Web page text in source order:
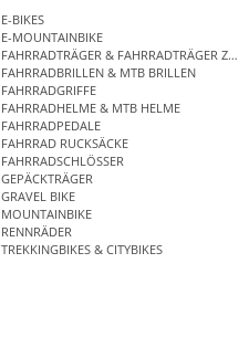
E-BIKES
E-MOUNTAINBIKE
FAHRRADTRÄGER & FAHRRADTRÄGER
FAHRRADBRILLEN & MTB BRILLEN
FAHRRADGRIFFE
FAHRRADHELME & MTB HELME
FAHRRADPEDALE
FAHRRAD RUCKSÄCKE
FAHRRADSCHLÖSSER
GEPÄCKTRÄGER
GRAVEL BIKE
MOUNTAINBIKE
RENNRÄDER
TREKKINGBIKES & CITYBIKES